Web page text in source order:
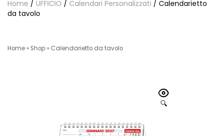
Home / UFFICIO / Calendari Personalizzati / Calendarietto
da tavolo
Home » Shop » Calendarietto da tavolo
🔍